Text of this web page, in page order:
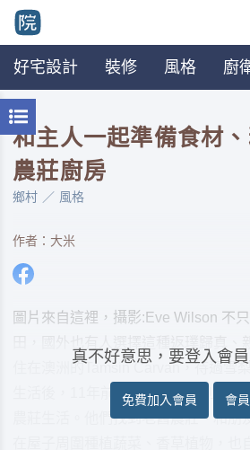
好宅設計 裝修 風格 廚
和主人一起準備食材
農莊廚房
鄉村 風格
作者：大米
圖片來自這裡，攝影:Eve Wilson 不
住在澳洲的Tamsin Carvan，待過雪
生活後，11年前決定和另一半到鄉間
農莊生活。他們找到老舊農莊、和朋
真不好意思，要登入會
免費加入會員 會